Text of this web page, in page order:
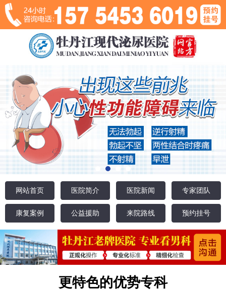
网站首页 医院简介 医院新闻 专家团队
康复案例 公益援助 来院路线 预约挂号
更特色的优势专科